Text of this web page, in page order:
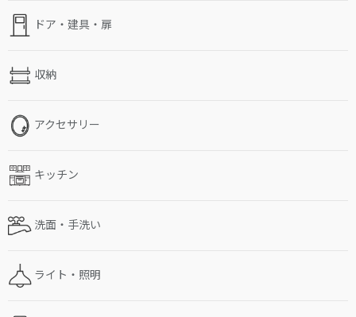
ドア・建具・扉
収納
アクセサリー
キッチン
洗面・手洗い
ライト・照明